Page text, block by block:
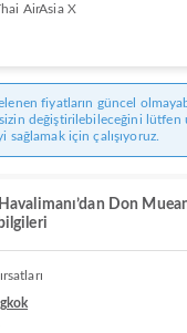
AirAsia X
fiyatların güncel
değiştirilebileceğini lütfen
sağlamak için çalışıyoruz.
Don